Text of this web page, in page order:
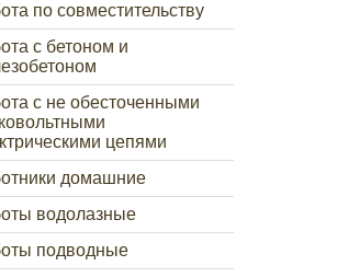
по совместительству
с бетоном и
с не обесточенными
цепями
домашние
водолазные
подводные